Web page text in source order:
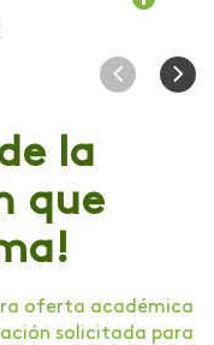
la
que
oferta académica
solicitada para